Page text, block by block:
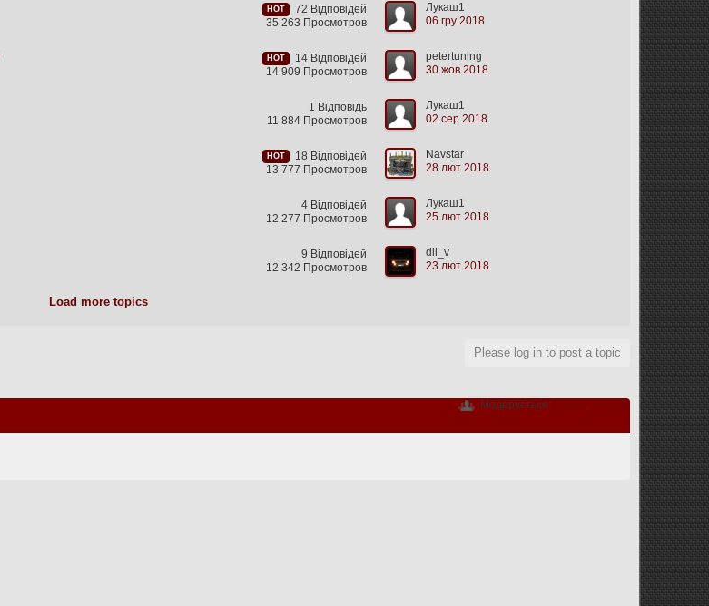
HOT
72 Відповідей
35 263 Просмотров
Лукаш1
06 гру 2018
HOT
14 Відповідей
14 909 Просмотров
petertuning
30 жов 2018
1 Відповідь
11 884 Просмотров
Лукаш1
02 сер 2018
HOT
18 Відповідей
13 777 Просмотров
Navstar
28 лют 2018
4 Відповідей
12 277 Просмотров
Лукаш1
25 лют 2018
9 Відповідей
12 342 Просмотров
dil_v
23 лют 2018
Load more topics
Please log in to post a topic
Модерується: , Jammm